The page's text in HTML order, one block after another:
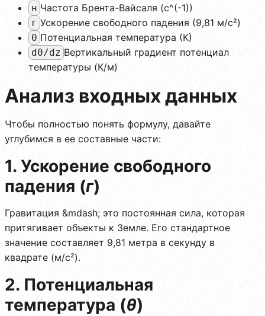
н Частота Брента-Вайсаля (с^(-1))
г Ускорение свободного падения (9,81 м/с²)
θ Потенциальная температура (К)
dθ/dz Вертикальный градиент потенциал
температуры (К/м)
Анализ входных данных
Чтобы полностью понять формулу, давайте
углубимся в ее составные части:
1. Ускорение свободного
падения (г)
Гравитация &mdash; это постоянная сила, которая
притягивает объекты к Земле. Его стандартное
значение составляет 9,81 метра в секунду в
квадрате (м/с²).
2. Потенциальная
температура (θ)